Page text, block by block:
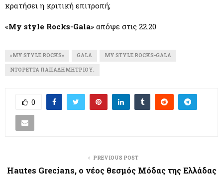
κρατήσει η κριτική επιτροπή;
«My style Rocks-Gala» απόψε στις 22.20
«MY STYLE ROCKS» GALA MY STYLE ROCKS-GALA
ΝΤΟΡΈΤΤΑ ΠΑΠΑΔΗΜΗΤΡΊΟΥ.
0
PREVIOUS POST
Hautes Grecians, ο νέος θεσμός Μόδας της Ελλάδας